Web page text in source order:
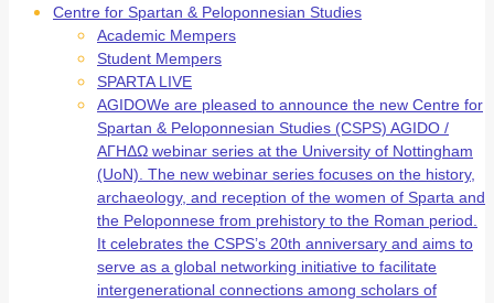
Centre for Spartan & Peloponnesian Studies
Academic Mempers
Student Mempers
SPARTA LIVE
AGIDOWe are pleased to announce the new Centre for
Spartan & Peloponnesian Studies (CSPS) AGIDO /
ΑΓΗΔΩ webinar series at the University of Nottingham
(UoN). The new webinar series focuses on the history,
archaeology, and reception of the women of Sparta and
the Peloponnese from prehistory to the Roman period.
It celebrates the CSPS’s 20th anniversary and aims to
serve as a global networking initiative to facilitate
intergenerational connections among scholars of